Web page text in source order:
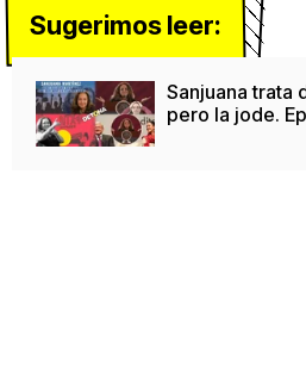
Sugerimos leer:
Sanjuana trata
pero la jode.